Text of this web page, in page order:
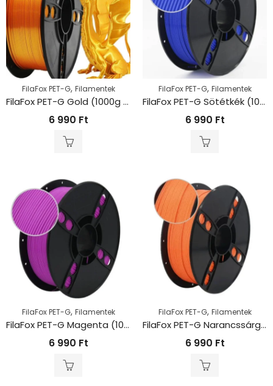
FilaFox PET-G, Filamentek
FilaFox PET-G Gold (1000g / 1,75mm)
6 990 Ft
FilaFox PET-G, Filamentek
FilaFox PET-G Sötétkék (1000g / 1,75mm)
6 990 Ft
FilaFox PET-G, Filamentek
FilaFox PET-G Magenta (1000g / 1,75mm)
6 990 Ft
FilaFox PET-G, Filamentek
FilaFox PET-G Narancssárga (1000g / 1,75mm)
6 990 Ft